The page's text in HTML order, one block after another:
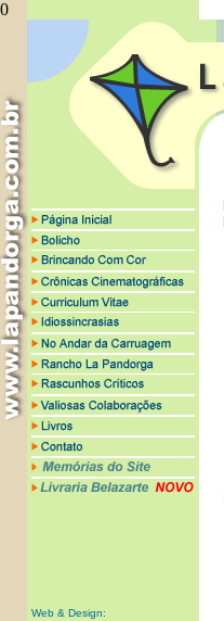
0
Web & Design: